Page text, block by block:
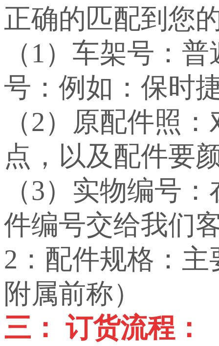
正确的匹配到您
（1）车架号：
号：例如：保时
（2）原配件照
点，以及配件要
（3）实物编号
件编号交给我们
2：配件规格：
附属前称）
三： 订货流程：